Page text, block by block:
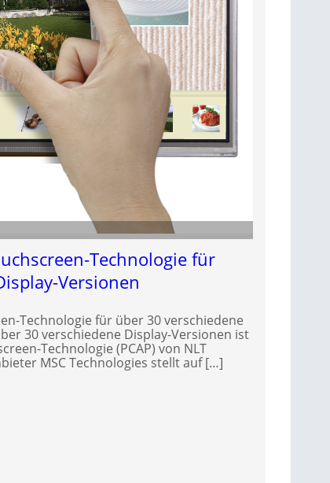
Technologie für
Versionen
Technologie für über 30 verschiedene
30 verschiedene Display-Versionen ist
Technologie (PCAP) von NLT
MSC Technologies stellt auf […]